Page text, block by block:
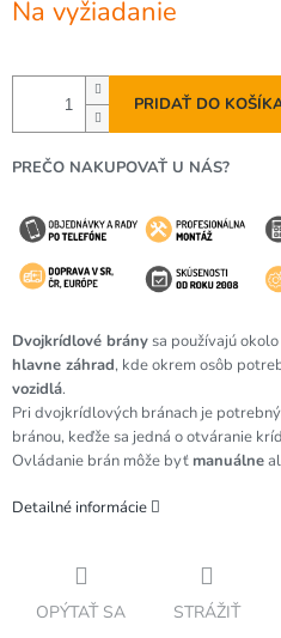
cena:
Na vyžiadanie
PRIDAŤ DO
PREČO NAKUPOVAŤ U NÁS?
Dvojkrídlové bránysa používajú okolo
hlavne záhrad, kde okrem osôb
vozidlá.
Pri dvojkrídlových bránach je
bránou, keďže sa jedná o otváranie
Ovládanie brán môže byť manuálne
Detailné informácie
OPÝTAŤ SA STRÁŽIŤ